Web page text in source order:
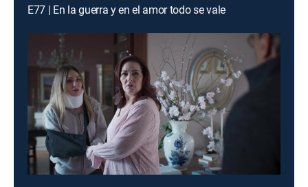
E77 | En la guerra y en el amor todo se vale